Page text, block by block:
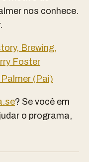
nos conhece.
Brewing,
Foster
(Pai)
? Se você em
o programa,